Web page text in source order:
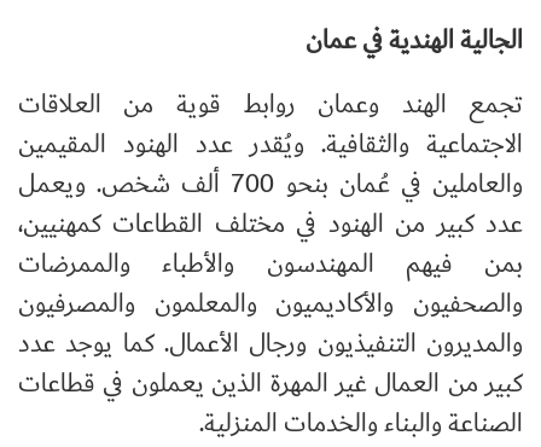
الجالية الهندية في عمان
تجمع الهند وعمان روابط قوية من العلاقات
الاجتماعية والثقافية. ويُقدر عدد الهنود المقيمين
والعاملين في عُمان بنحو 700 ألف شخص. ويعمل
عدد كبير من الهنود في مختلف القطاعات كمهنيين،
بمن فيهم المهندسون والأطباء والممرضات
والصحفيون والأكاديميون والمعلمون والمصرفيون
والمديرون التنفيذيون ورجال الأعمال. كما يوجد عدد
كبير من العمال غير المهرة الذين يعملون في قطاعات
الصناعة والبناء والخدمات المنزلية.